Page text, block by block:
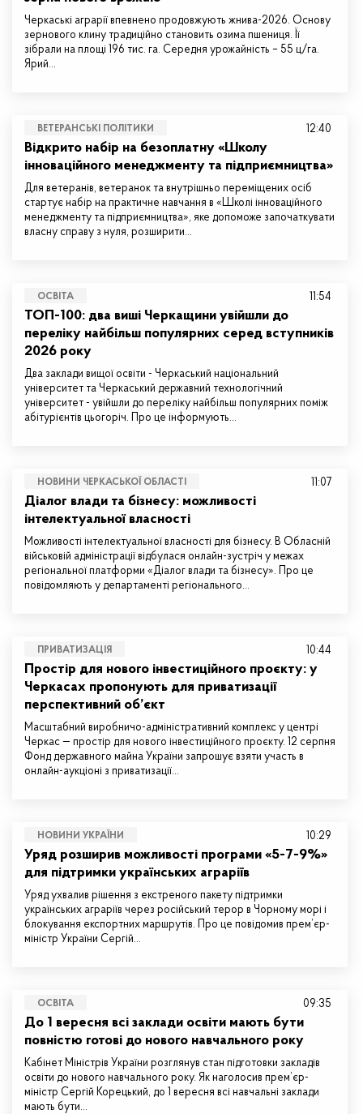
Черкаські аграрії впевнено продовжують жнива-2026. Основу
зернового клину традиційно становить озима пшениця. Її
зібрали на площі 196 тис. га. Середня урожайність – 55 ц/га.
Ярий…
ВЕТЕРАНСЬКІ ПОЛІТИКИ
Відкрито набір на безоплатну «Школу
інноваційного менеджменту та підприємництва»
Для ветеранів, ветеранок та внутрішньо переміщених осіб
стартує набір на практичне навчання в «Школі інноваційного
менеджменту та підприємництва», яке допоможе започаткувати
власну справу з нуля, розширити…
12:40
ОСВІТА
ТОП-100: два виші Черкащини увійшли до
переліку найбільш популярних серед вступників
2026 року
Два заклади вищої освіти - Черкаський національний
університет та Черкаський державний технологічний
університет - увійшли до переліку найбільш популярних поміж
абітурієнтів цьогоріч. Про це інформують…
11:54
НОВИНИ ЧЕРКАСЬКОЇ ОБЛАСТІ
Діалог влади та бізнесу: можливості
інтелектуальної власності
Можливості інтелектуальної власності для бізнесу. В Обласній
військовій адміністрації відбулася онлайн-зустріч у межах
регіональної платформи «Діалог влади та бізнесу». Про це
повідомляють у департаменті регіонального…
11:07
ПРИВАТИЗАЦІЯ
Простір для нового інвестиційного проєкту: у
Черкасах пропонують для приватизації
перспективний об’єкт
Масштабний виробничо-адміністративний комплекс у центрі
Черкас — простір для нового інвестиційного проєкту. 12 серпня
Фонд державного майна України запрошує взяти участь в
онлайн-аукціоні з приватизації…
10:44
НОВИНИ УКРАЇНИ
Уряд розширив можливості програми «5-7-9%»
для підтримки українських аграріїв
Уряд ухвалив рішення з екстреного пакету підтримки
українських аграріїв через російський терор в Чорному морі і
блокування експортних маршрутів. Про це повідомив прем’єр-
міністр України Сергій…
10:29
ОСВІТА
До 1 вересня всі заклади освіти мають бути
повністю готові до нового навчального року
Кабінет Міністрів України розглянув стан підготовки закладів
освіти до нового навчального року. Як наголосив прем’єр-
міністр Сергій Корецький, до 1 вересня всі навчальні заклади
мають бути…
09:35